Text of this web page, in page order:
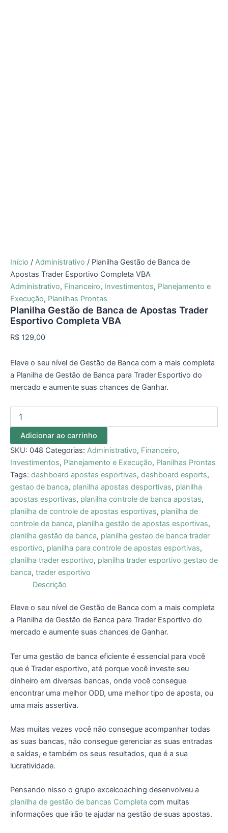
Início / Administrativo / Planilha Gestão de Banca de
Apostas Trader Esportivo Completa VBA
Administrativo, Financeiro, Investimentos, Planejamento e
Execução, Planilhas Prontas
Planilha Gestão de Banca de Apostas Trader
Esportivo Completa VBA
R$ 129,00
Eleve o seu nível de Gestão de Banca com a mais completa
a Planilha de Gestão de Banca para Trader Esportivo do
mercado e aumente suas chances de Ganhar.
Adicionar ao carrinho
SKU: 048 Categorias: Administrativo, Financeiro,
Investimentos, Planejamento e Execução, Planilhas Prontas
Tags: dashboard apostas esportivas, dashboard esports,
gestao de banca, planilha apostas desportivas, planilha
apostas esportivas, planilha controle de banca apostas,
planilha de controle de apostas esportivas, planilha de
controle de banca, planilha gestão de apostas esportivas,
planilha gestão de banca, planilha gestao de banca trader
esportivo, planilha para controle de apostas esportivas,
planilha trader esportivo, planilha trader esportivo gestao de
banca, trader esportivo
Descrição
Eleve o seu nível de Gestão de Banca com a mais completa
a Planilha de Gestão de Banca para Trader Esportivo do
mercado e aumente suas chances de Ganhar.
Ter uma gestão de banca eficiente é essencial para você
que é Trader esportivo, até porque você investe seu
dinheiro em diversas bancas, onde você consegue
encontrar uma melhor ODD, uma melhor tipo de aposta, ou
uma mais assertiva.
Mas muitas vezes você não consegue acompanhar todas
as suas bancas, não consegue gerenciar as suas entradas
e saídas, e também os seus resultados, que é a sua
lucratividade.
Pensando nisso o grupo excelcoaching desenvolveu a
planilha de gestão de bancas Completa com muitas
informações que irão te ajudar na gestão de suas apostas.